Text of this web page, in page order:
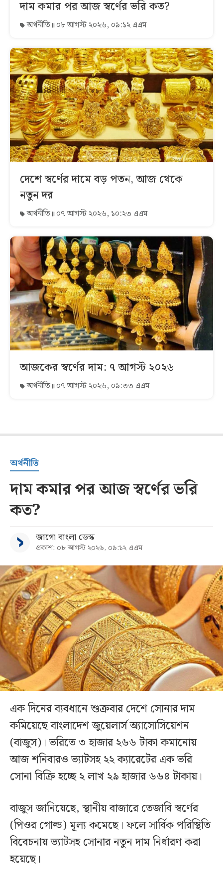
দাম কমার পর আজ স্বর্ণের ভরি কত?
অর্থনীতি ০৮ আগস্ট ২০২৬, ০৯:১২ এএম
দেশে স্বর্ণের দামে বড় পতন, আজ থেকে
নতুন দর
অর্থনীতি ০৭ আগস্ট ২০২৬, ১০:২৩ এএম
আজকের স্বর্ণের দাম: ৭ আগস্ট ২০২৬
অর্থনীতি ০৭ আগস্ট ২০২৬, ০৯:৩৩ এএম
অর্থনীতি
দাম কমার পর আজ স্বর্ণের ভরি
কত?
জাগো বাংলা ডেস্ক
প্রকাশ: ০৮ আগস্ট ২০২৬, ০৯:১২ এএম
এক দিনের ব্যবধানে শুক্রবার দেশে সোনার দাম
কমিয়েছে বাংলাদেশ জুয়েলার্স অ্যাসোসিয়েশন
(বাজুস)। ভরিতে ৩ হাজার ২৬৬ টাকা কমানোয়
আজ শনিবারও ভ্যাটসহ ২২ ক্যারেটের এক ভরি
সোনা বিক্রি হচ্ছে ২ লাখ ২৯ হাজার ৬৬৪ টাকায়।
বাজুস জানিয়েছে, স্থানীয় বাজারে তেজাবি স্বর্ণের
(পিওর গোল্ড) মূল্য কমেছে। ফলে সার্বিক পরিস্থিতি
বিবেচনায় ভ্যাটসহ সোনার নতুন দাম নির্ধারণ করা
হয়েছে।